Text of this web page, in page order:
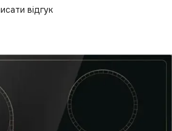
відгук